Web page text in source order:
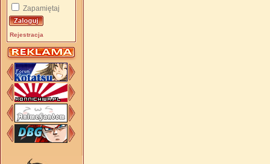
Zapamiętaj
Rejestracja